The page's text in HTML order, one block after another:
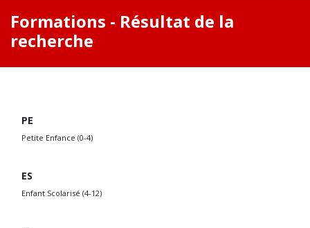
Formations - Résultat de la
recherche
PE
Petite Enfance (0-4)
ES
Enfant Scolarisé (4-12)